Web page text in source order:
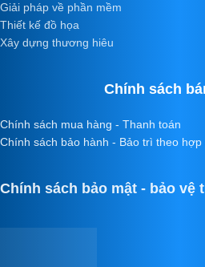
Giải pháp về phần mềm
Thiết kế đồ họa
Xây dựng thương hiêu
Chính sách
Chính sách mua hàng - Thanh toán
Chính sách bảo hành - Bảo trì theo hợp
Chính sách bảo mật - bảo vệ